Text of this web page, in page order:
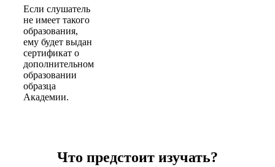
Если слушатель
не имеет такого
образования,
ему будет выдан
сертификат о
дополнительном
образовании
образца
Академии.
Что предстоит изучать?